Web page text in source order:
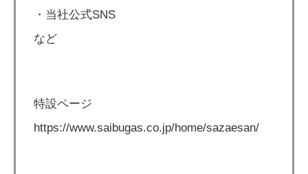
・当社公式SNS
など
特設ページ
https://www.saibugas.co.jp/home/sazaesan/